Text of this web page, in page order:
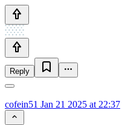
Reply
cofein51 Jan 21 2025 at 22:37